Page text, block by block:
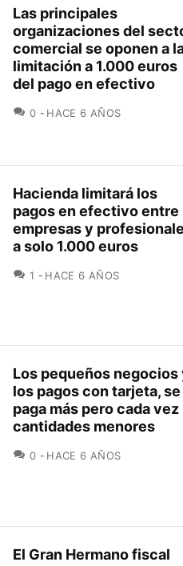
Las principales
organizaciones del
comercial se oponen a
limitación a 1.000 euros
del pago en efectivo
0 COMENTARIOS
HACE 6 AÑOS
Hacienda limitará los
pagos en efectivo entre
empresas y
a solo 1.000 euros
1 COMENTARIOS
HACE 6 AÑOS
Los pequeños negocios
los pagos con tarjeta, se
paga más pero cada vez
cantidades menores
0 COMENTARIOS
HACE 6 AÑOS
El Gran Hermano fiscal